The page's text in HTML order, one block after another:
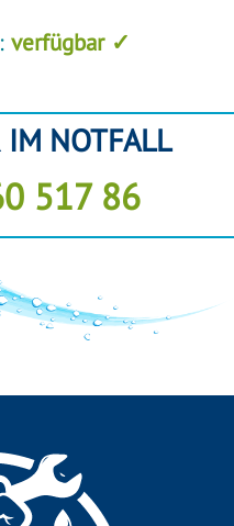
verfügbar ✓
NOTFALL
517 86